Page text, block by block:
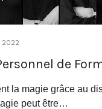
2022
de
la magie grâce au
peut être…